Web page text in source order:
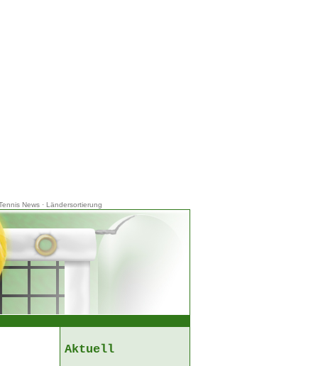
News· Ländersortierung
Aktuell